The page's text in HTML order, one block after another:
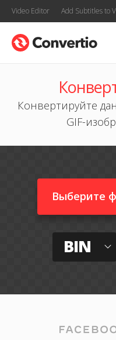
Video Editor Add Subtitles to
Конвертируйте
GIF-
Выберите
BIN